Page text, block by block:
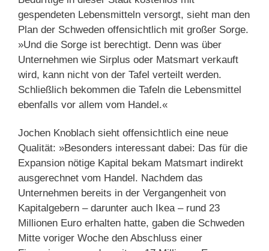
gespendeten Lebensmitteln versorgt, sieht man den
Plan der Schweden offensichtlich mit großer Sorge.
»Und die Sorge ist berechtigt. Denn was über
Unternehmen wie Sirplus oder Matsmart verkauft
wird, kann nicht von der Tafel verteilt werden.
Schließlich bekommen die Tafeln die Lebensmittel
ebenfalls vor allem vom Handel.«
Jochen Knoblach sieht offensichtlich eine neue
Qualität: »Besonders interessant dabei: Das für die
Expansion nötige Kapital bekam Matsmart indirekt
ausgerechnet vom Handel. Nachdem das
Unternehmen bereits in der Vergangenheit von
Kapitalgebern – darunter auch Ikea – rund 23
Millionen Euro erhalten hatte, gaben die Schweden
Mitte voriger Woche den Abschluss einer